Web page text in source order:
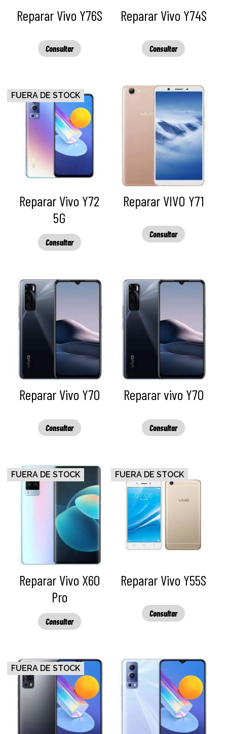
Reparar Vivo Y76S
Consultar
Reparar Vivo Y74S
Consultar
Reparar Vivo Y72
5G
Consultar
FUERA DE STOCK
Reparar VIVO Y71
Consultar
Reparar Vivo Y70
Consultar
Reparar vivo Y70
Consultar
Reparar Vivo X60
Pro
Consultar
FUERA DE STOCK
Reparar Vivo Y55S
Consultar
FUERA DE STOCK
FUERA DE STOCK